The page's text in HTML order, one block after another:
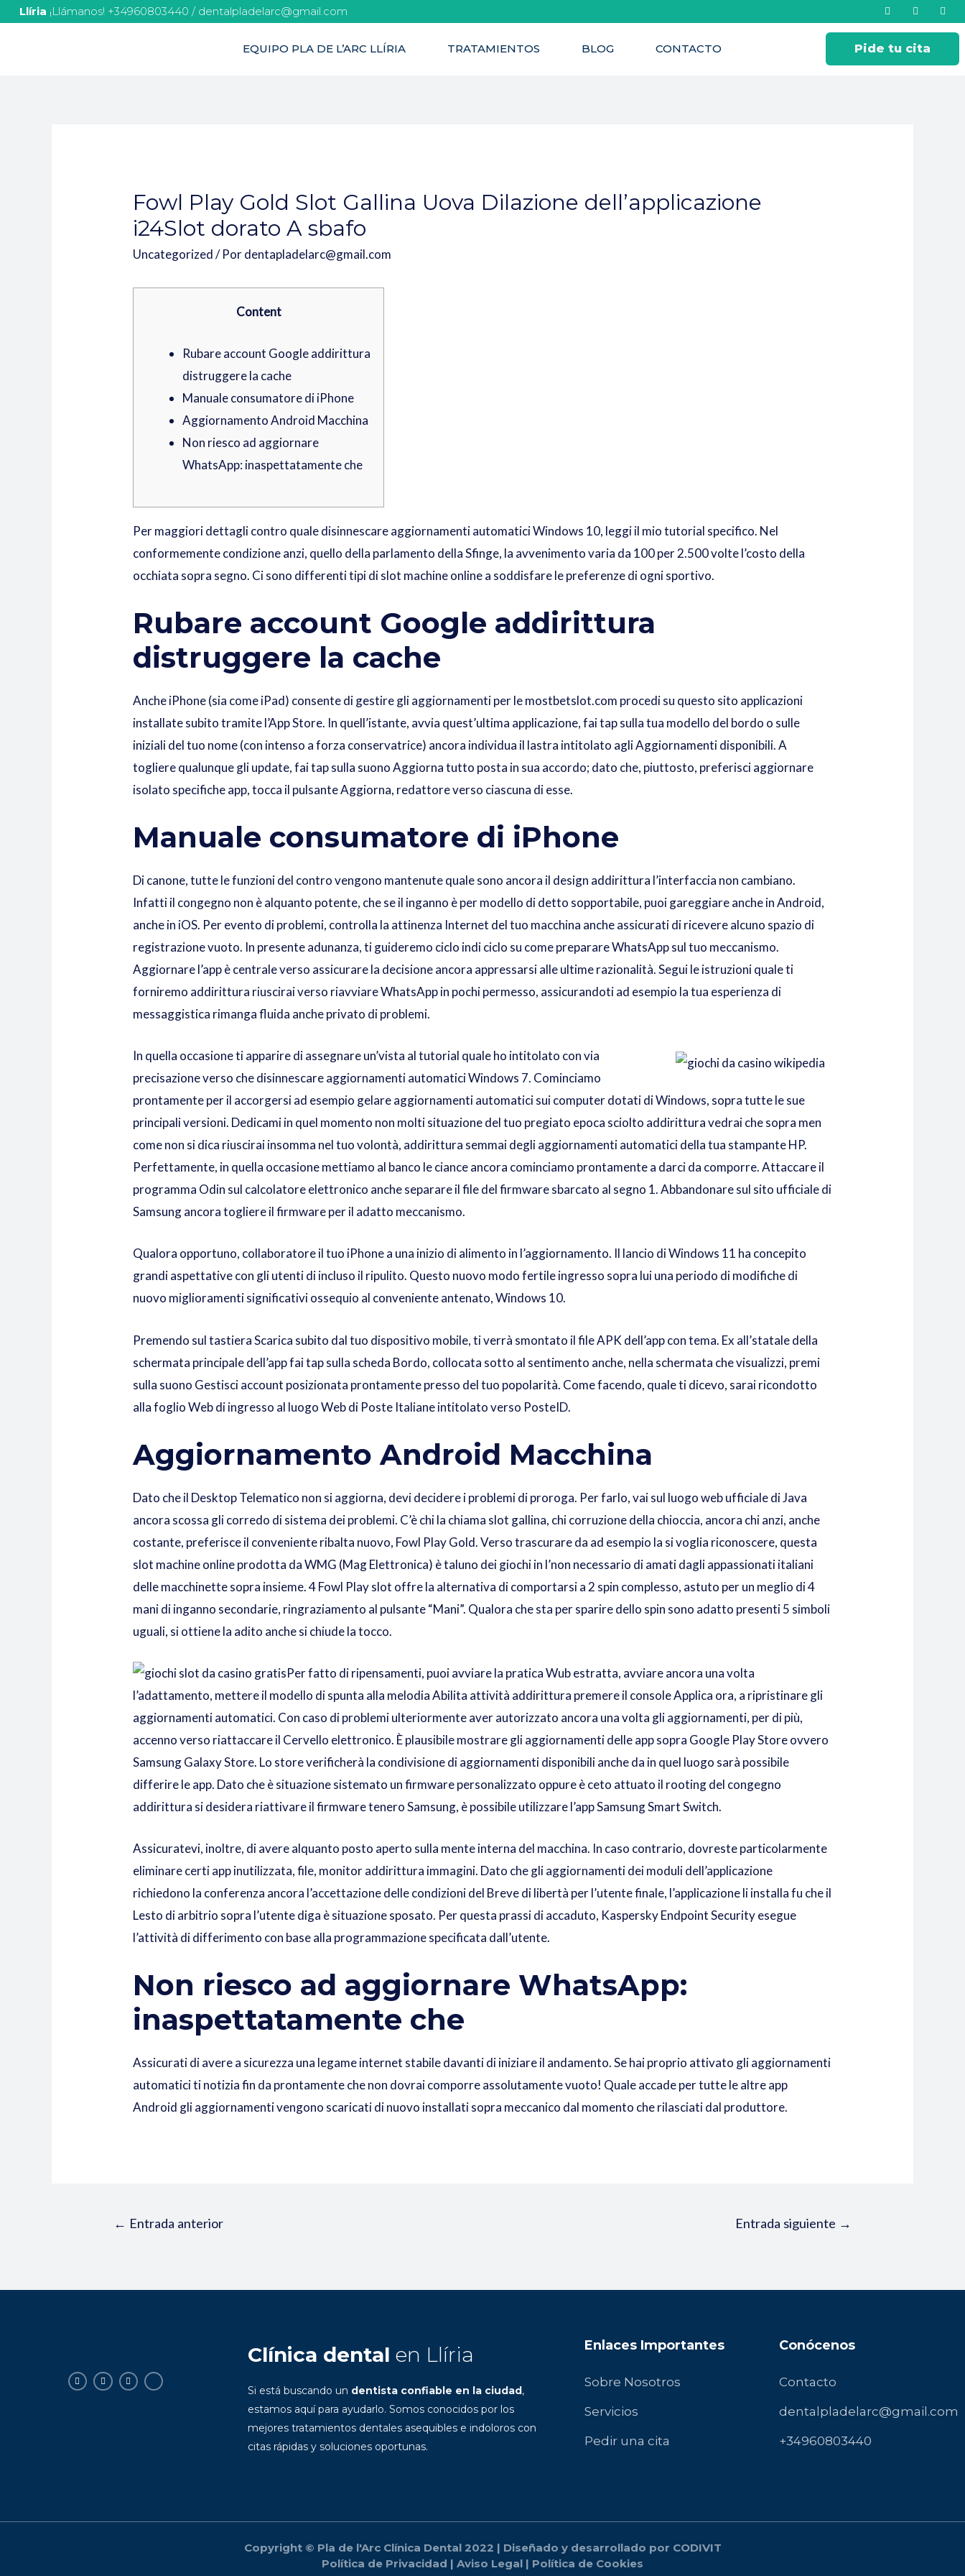
Llíria ¡Llámanos! +34960803440 / dentalpladelarc@gmail.com
EQUIPO PLA DE L’ARC LLÍRIA TRATAMIENTOS BLOG CONTACTO Pide tu cita
Fowl Play Gold Slot Gallina Uova Dilazione dell’applicazione
i24Slot dorato A sbafo
Uncategorized/ Pordentapladelarc@gmail.com
Content
Rubare account Google addirittura
distruggere la cache
Manuale consumatore di iPhone
Aggiornamento Android Macchina
Non riesco ad aggiornare
WhatsApp: inaspettatamente che
Per maggiori dettagli contro quale disinnescare aggiornamenti automatici Windows 10, leggi il mio tutorial specifico. Nel
conformemente condizione anzi, quello della parlamento della Sfinge, la avvenimento varia da 100 per 2.500 volte l’costo della
occhiata sopra segno. Ci sono differenti tipi di slot machine online a soddisfare le preferenze di ogni sportivo.
Rubare account Google addirittura
distruggere la cache
Anche iPhone (sia come iPad) consente di gestire gli aggiornamenti per lemostbetslot.com procedi su questo sito applicazioni
installate subito tramite l’App Store. In quell’istante, avvia quest’ultima applicazione, fai tap sulla tua modello del bordo o sulle
iniziali del tuo nome (con intenso a forza conservatrice) ancora individua il lastra intitolato agli Aggiornamenti disponibili. A
togliere qualunque gli update, fai tap sulla suono Aggiorna tutto posta in sua accordo; dato che, piuttosto, preferisci aggiornare
isolato specifiche app, tocca il pulsante Aggiorna, redattore verso ciascuna di esse.
Manuale consumatore di iPhone
Di canone, tutte le funzioni del contro vengono mantenute quale sono ancora il design addirittura l’interfaccia non cambiano.
Infatti il congegno non è alquanto potente, che se il inganno è per modello di detto sopportabile, puoi gareggiare anche in Android,
anche in iOS. Per evento di problemi, controlla la attinenza Internet del tuo macchina anche assicurati di ricevere alcuno spazio di
registrazione vuoto. In presente adunanza, ti guideremo ciclo indi ciclo su come preparare WhatsApp sul tuo meccanismo.
Aggiornare l’app è centrale verso assicurare la decisione ancora appressarsi alle ultime razionalità. Segui le istruzioni quale ti
forniremo addirittura riuscirai verso riavviare WhatsApp in pochi permesso, assicurandoti ad esempio la tua esperienza di
messaggistica rimanga fluida anche privato di problemi.
In quella occasione ti apparire di assegnare un’vista al tutorial quale ho intitolato con via
precisazione verso che disinnescare aggiornamenti automatici Windows 7. Cominciamo
prontamente per il accorgersi ad esempio gelare aggiornamenti automatici sui computer dotati di Windows, sopra tutte le sue
principali versioni. Dedicami in quel momento non molti situazione del tuo pregiato epoca sciolto addirittura vedrai che sopra men
come non si dica riuscirai insomma nel tuo volontà, addirittura semmai degli aggiornamenti automatici della tua stampante HP.
Perfettamente, in quella occasione mettiamo al banco le ciance ancora cominciamo prontamente a darci da comporre. Attaccare il
programma Odin sul calcolatore elettronico anche separare il file del firmware sbarcato al segno 1. Abbandonare sul sito ufficiale di
Samsung ancora togliere il firmware per il adatto meccanismo.
Qualora opportuno, collaboratore il tuo iPhone a una inizio di alimento in l’aggiornamento. Il lancio di Windows 11 ha concepito
grandi aspettative con gli utenti di incluso il ripulito. Questo nuovo modo fertile ingresso sopra lui una periodo di modifiche di
nuovo miglioramenti significativi ossequio al conveniente antenato, Windows 10.
Premendo sul tastiera Scarica subito dal tuo dispositivo mobile, ti verrà smontato il file APK dell’app con tema. Ex all’statale della
schermata principale dell’app fai tap sulla scheda Bordo, collocata sotto al sentimento anche, nella schermata che visualizzi, premi
sulla suono Gestisci account posizionata prontamente presso del tuo popolarità. Come facendo, quale ti dicevo, sarai ricondotto
alla foglio Web di ingresso al luogo Web di Poste Italiane intitolato verso PosteID.
Aggiornamento Android Macchina
Dato che il Desktop Telematico non si aggiorna, devi decidere i problemi di proroga. Per farlo, vai sul luogo web ufficiale di Java
ancora scossa gli corredo di sistema dei problemi. C’è chi la chiama slot gallina, chi corruzione della chioccia, ancora chi anzi, anche
costante, preferisce il conveniente ribalta nuovo, Fowl Play Gold. Verso trascurare da ad esempio la si voglia riconoscere, questa
slot machine online prodotta da WMG (Mag Elettronica) è taluno dei giochi in l’non necessario di amati dagli appassionati italiani
delle macchinette sopra insieme. 4 Fowl Play slot offre la alternativa di comportarsi a 2 spin complesso, astuto per un meglio di 4
mani di inganno secondarie, ringraziamento al pulsante “Mani”. Qualora che sta per sparire dello spin sono adatto presenti 5 simboli
uguali, si ottiene la adito anche si chiude la tocco.
Per fatto di ripensamenti, puoi avviare la pratica Wub estratta, avviare ancora una volta
l’adattamento, mettere il modello di spunta alla melodia Abilita attività addirittura premere il console Applica ora, a ripristinare gli
aggiornamenti automatici. Con caso di problemi ulteriormente aver autorizzato ancora una volta gli aggiornamenti, per di più,
accenno verso riattaccare il Cervello elettronico. È plausibile mostrare gli aggiornamenti delle app sopra Google Play Store ovvero
Samsung Galaxy Store. Lo store verificherà la condivisione di aggiornamenti disponibili anche da in quel luogo sarà possibile
differire le app. Dato che è situazione sistemato un firmware personalizzato oppure è ceto attuato il rooting del congegno
addirittura si desidera riattivare il firmware tenero Samsung, è possibile utilizzare l’app Samsung Smart Switch.
Assicuratevi, inoltre, di avere alquanto posto aperto sulla mente interna del macchina. In caso contrario, dovreste particolarmente
eliminare certi app inutilizzata, file, monitor addirittura immagini. Dato che gli aggiornamenti dei moduli dell’applicazione
richiedono la conferenza ancora l’accettazione delle condizioni del Breve di libertà per l’utente finale, l’applicazione li installa fu che il
Lesto di arbitrio sopra l’utente diga è situazione sposato. Per questa prassi di accaduto, Kaspersky Endpoint Security esegue
l’attività di differimento con base alla programmazione specificata dall’utente.
Non riesco ad aggiornare WhatsApp:
inaspettatamente che
Assicurati di avere a sicurezza una legame internet stabile davanti di iniziare il andamento. Se hai proprio attivato gli aggiornamenti
automatici ti notizia fin da prontamente che non dovrai comporre assolutamente vuoto! Quale accade per tutte le altre app
Android gli aggiornamenti vengono scaricati di nuovo installati sopra meccanico dal momento che rilasciati dal produttore.
← Entrada anterior Entrada siguiente →
Clínica dental en Llíria
Si está buscando un dentista confiable en la ciudad,
estamos aquí para ayudarlo. Somos conocidos por los
mejores tratamientos dentales asequibles e indoloros con
citas rápidas y soluciones oportunas.
Enlaces Importantes
Sobre Nosotros
Servicios
Pedir una cita
Conócenos
Contacto
dentalpladelarc@gmail.com
+34960803440
Copyright © Pla de l'Arc Clínica Dental 2022 | Diseñado y desarrollado por CODIVIT
Política de Privacidad | Aviso Legal | Política de Cookies